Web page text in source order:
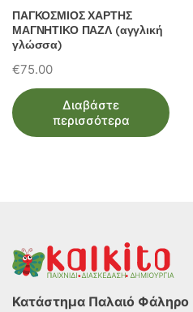
ΠΑΓΚΟΣΜΙΟΣ ΧΑΡΤΗΣ
ΜΑΓΝΗΤΙΚΟ ΠΑΖΛ (αγγλική
γλώσσα)
€75.00
Διαβάστε
περισσότερα
Κατάστημα Παλαιό Φάληρο